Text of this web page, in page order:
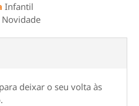
Infantil
Novidade
deixar o seu volta às